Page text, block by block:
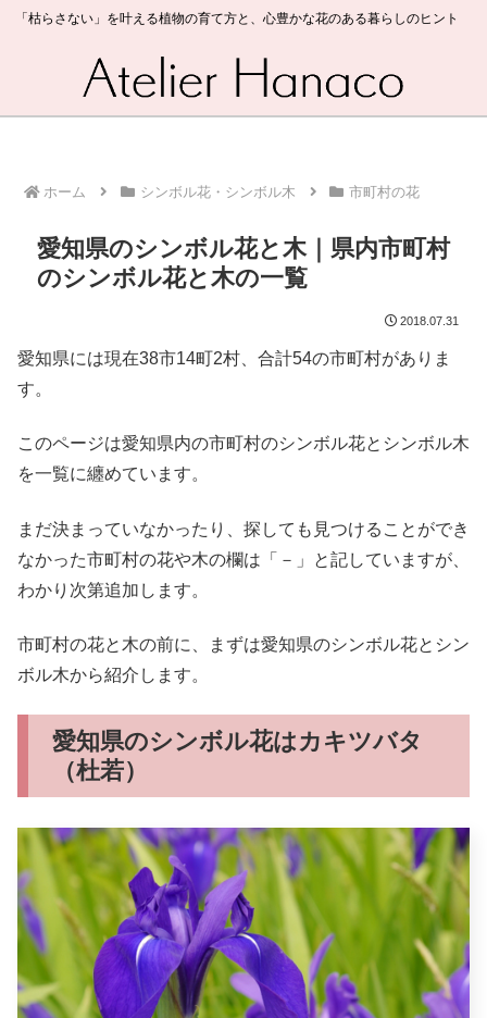
「枯らさない」を叶える植物の育て方と、心豊かな花のある暮らしのヒント
ホーム シンボル花・シンボル木 市町村の花
愛知県のシンボル花と木｜県内市町村
のシンボル花と木の一覧
2018.07.31
愛知県には現在38市14町2村、合計54の市町村がありま
す。
このページは愛知県内の市町村のシンボル花とシンボル木
を一覧に纏めています。
まだ決まっていなかったり、探しても見つけることができ
なかった市町村の花や木の欄は「－」と記していますが、
わかり次第追加します。
市町村の花と木の前に、まずは愛知県のシンボル花とシン
ボル木から紹介します。
愛知県のシンボル花はカキツバタ
（杜若）